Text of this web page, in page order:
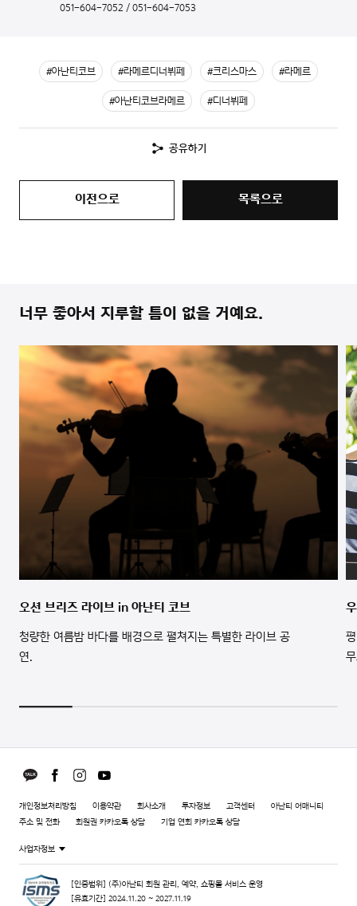
051-604-7052 /051-604-7053
#아난티코브 #라메르디너뷔페 #크리스마스 #라메르
#아난티코브라메르 #디너뷔페
공유하기
이전으로 목록으로
너무 좋아서 지루할 틈이 없을 거예요.
오션 브리즈 라이브 in 아난티 코브
청량한 여름밤 바다를 배경으로 펼쳐지는 특별한 라이브 공
연.
개인정보처리방침 이용약관 회사소개 투자정보 고객센터
아난티 어매니티
주소 및 전화
회원권 카카오톡 상담 기업 연회 카카오톡 상담
사업자정보
[인증범위] (주)아난티 회원 관리, 예약, 쇼핑몰 서비스 운영
[유효기간] 2024.11.20 ~ 2027.11.19